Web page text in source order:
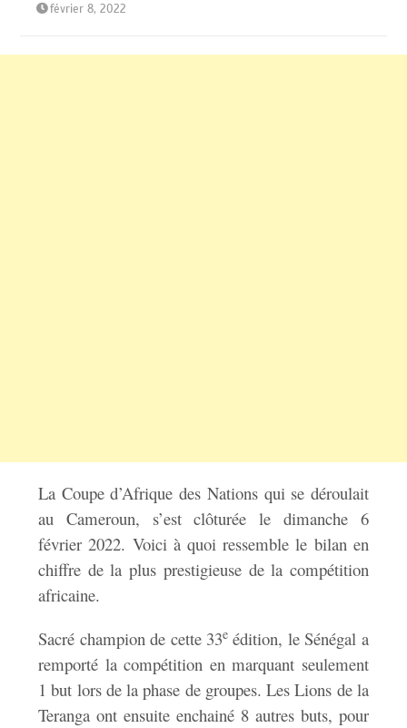
février 8, 2022
La Coupe d’Afrique des Nations qui se déroulait
au Cameroun, s’est clôturée le dimanche 6
février 2022. Voici à quoi ressemble le bilan en
chiffre de la plus prestigieuse de la compétition
africaine.
Sacré champion de cette 33eédition, le Sénégal a
remporté la compétition en marquant seulement
1 but lors de la phase de groupes. Les Lions de la
Teranga ont ensuite enchainé 8 autres buts, pour